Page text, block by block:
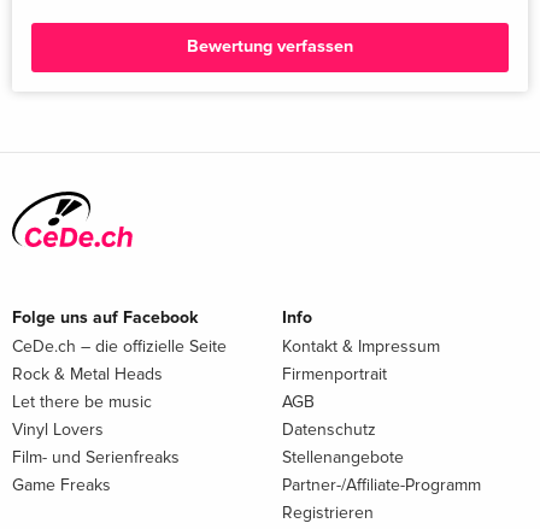
Bewertung verfassen
Folge uns auf Facebook
CeDe.ch – die offizielle Seite
Rock & Metal Heads
Let there be music
Vinyl Lovers
Film- und Serienfreaks
Game Freaks
Info
Kontakt & Impressum
Firmenportrait
AGB
Datenschutz
Stellenangebote
Partner-/Affiliate-Programm
Registrieren